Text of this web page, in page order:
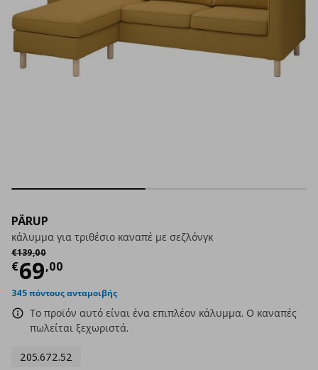
PÄRUP
κάλυμμα για τριθέσιο καναπέ με σεζλόνγκ
€139,00
Αρχική τιμή
€69,00
Τρέχουσα τιμή
345 πόντους ανταμοιβής
Το προϊόν αυτό είναι ένα επιπλέον κάλυμμα. Ο καναπές
πωλείται ξεχωριστά.
205.672.52